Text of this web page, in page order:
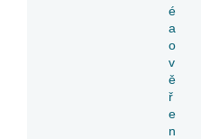
é
a
o
v
ě
ř
e
n